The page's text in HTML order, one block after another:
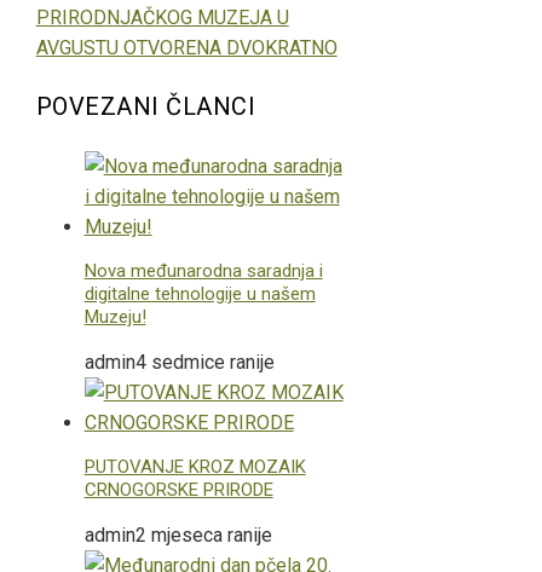
PRIRODNJAČKOG MUZEJA U
AVGUSTU OTVORENA DVOKRATNO
POVEZANI ČLANCI
Nova međunarodna saradnja i
digitalne tehnologije u našem
Muzeju!
admin4 sedmice ranije
PUTOVANJE KROZ MOZAIK
CRNOGORSKE PRIRODE
admin2 mjeseca ranije